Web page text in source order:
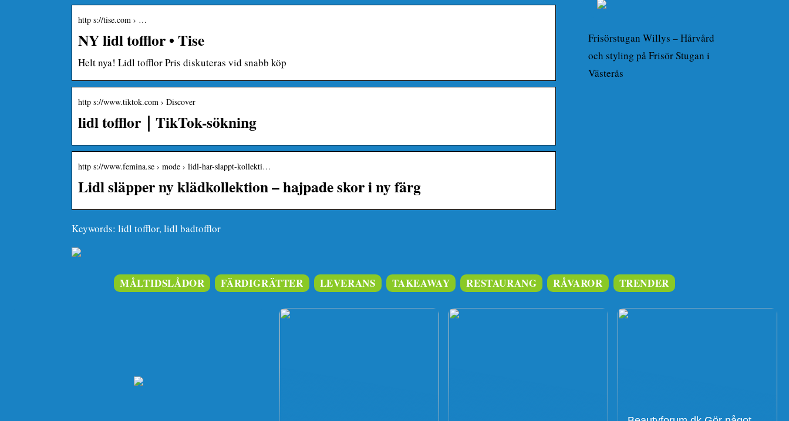
http s://tise.com › …
NY lidl tofflor • Tise
Helt nya! Lidl tofflor Pris diskuteras vid snabb köp
http s://www.tiktok.com › Discover
lidl tofflor｜TikTok-sökning
http s://www.femina.se › mode › lidl-har-slappt-kollekti…
Lidl släpper ny klädkollektion – hajpade skor i ny färg
Keywords: lidl tofflor, lidl badtofflor
Frisörstugan Willys – Hårvård
och styling på Frisör Stugan i
Västerås
MÅLTIDSLÅDOR FÄRDIGRÄTTER LEVERANS TAKEAWAY RESTAURANG RÅVAROR TRENDER